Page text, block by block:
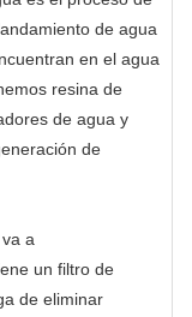
de agua
en el agua
resina de
de agua y
de
a
un filtro de
de eliminar